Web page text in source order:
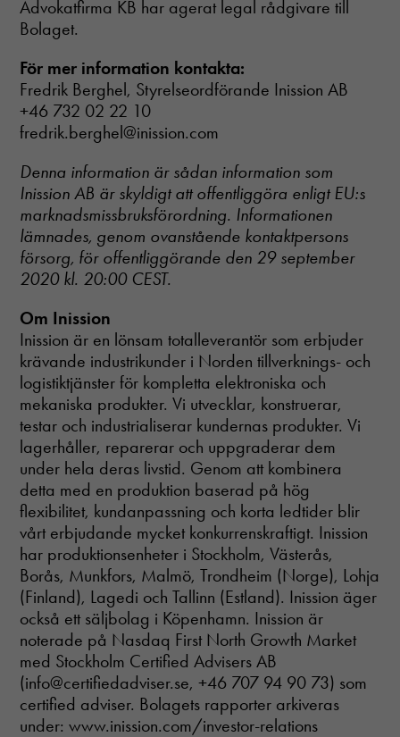
Advokatfirma KB har agerat legal rådgivare till
Bolaget.
För mer information kontakta:
Fredrik Berghel, Styrelseordförande Inission AB
+46 732 02 22 10
fredrik.berghel@inission.com
Denna information är sådan information som
Inission AB är skyldigt att offentliggöra enligt EU:s
marknadsmissbruksförordning. Informationen
lämnades, genom ovanstående kontaktpersons
försorg, för offentliggörande den 29 september
2020 kl. 20:00 CEST.
Om Inission
Inission är en lönsam totalleverantör som erbjuder
krävande industrikunder i Norden tillverknings- och
logistiktjänster för kompletta elektroniska och
mekaniska produkter. Vi utvecklar, konstruerar,
testar och industrialiserar kundernas produkter. Vi
lagerhåller, reparerar och uppgraderar dem
under hela deras livstid. Genom att kombinera
detta med en produktion baserad på hög
flexibilitet, kundanpassning och korta ledtider blir
vårt erbjudande mycket konkurrenskraftigt. Inission
har produktionsenheter i Stockholm, Västerås,
Borås, Munkfors, Malmö, Trondheim (Norge), Lohja
(Finland), Lagedi och Tallinn (Estland). Inission äger
också ett säljbolag i Köpenhamn. Inission är
noterade på Nasdaq First North Growth Market
med Stockholm Certified Advisers AB
(info@certifiedadviser.se, +46 707 94 90 73) som
certified adviser. Bolagets rapporter arkiveras
under: www.inission.com/investor-relations